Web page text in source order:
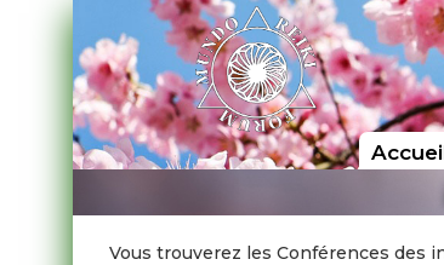
Vous trouverez les Conférences des